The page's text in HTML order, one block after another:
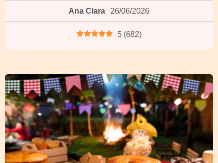
Ana Clara 26/06/2026
5 (682)